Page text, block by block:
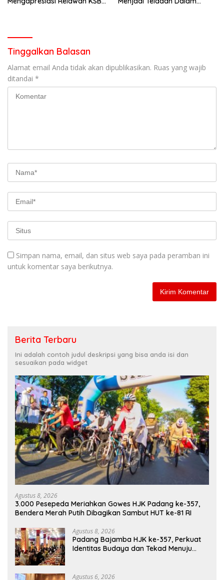
Tinggalkan Balasan
Alamat email Anda tidak akan dipublikasikan. Ruas yang wajib
ditandai *
Simpan nama, email, dan situs web saya pada peramban ini
untuk komentar saya berikutnya.
Berita Terbaru
Ini adalah contoh judul deskripsi yang bisa anda isi dan
sesuaikan pada widget
Agustus 8, 2026
3.000 Pesepeda Meriahkan Gowes HJK Padang ke-357,
Bendera Merah Putih Dibagikan Sambut HUT ke-81 RI
Agustus 8, 2026
Padang Bajamba HJK ke-357, Perkuat
Identitas Budaya dan Tekad Menuju
Agustus 6, 2026